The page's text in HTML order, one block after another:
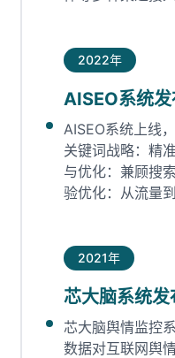
2022年
AISEO系统
AISEO系统上线
关键词战略：精
与优化：兼顾搜
验优化：从流量
2021年
芯大脑系统发
芯大脑舆情监控
数据对互联网舆